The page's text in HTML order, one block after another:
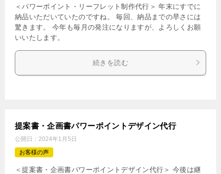
＜パワーポイント・リーフレット制作代行＞ 年末にすでに
納品いただいていたのですね。 毎回、納品までの早さには
驚きます。 今年も毎月の発注になりますが、よろしくお願
いいたします。
続きを読む
提案書・企画書パワーポイントデザイン代行
公開日： 2024年1月5日
お客様の声
＜提案書・企画書パワーポイントデザイン代行＞ 今後は継